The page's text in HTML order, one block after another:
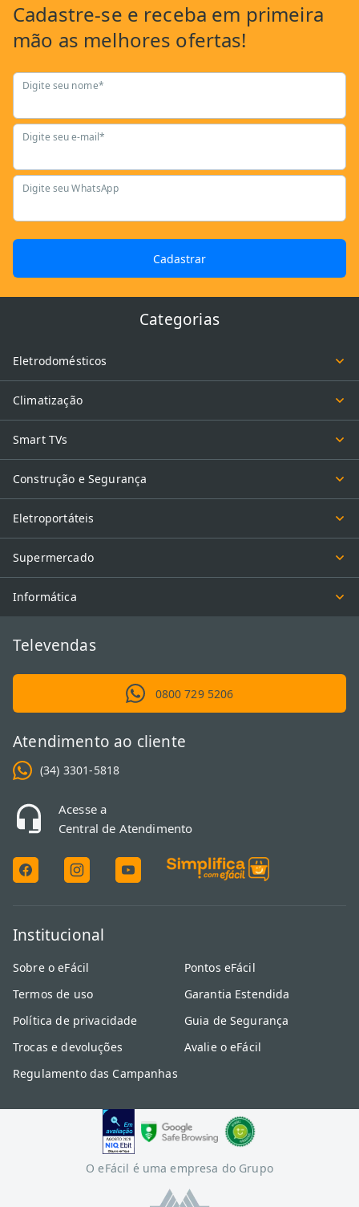
Cadastre-se e receba em primeira
mão as melhores ofertas!
Digite seu nome*
Digite seu e-mail*
Digite seu WhatsApp
Cadastrar
Categorias
Eletrodomésticos
Climatização
Smart TVs
Construção e Segurança
Eletroportáteis
Supermercado
Informática
Televendas
0800 729 5206
Atendimento ao cliente
(34) 3301-5818
Acesse a
Central de Atendimento
Institucional
Sobre o eFácil
Termos de uso
Política de privacidade
Trocas e devoluções
Regulamento das Campanhas
Pontos eFácil
Garantia Estendida
Guia de Segurança
Avalie o eFácil
O eFácil é uma empresa do Grupo